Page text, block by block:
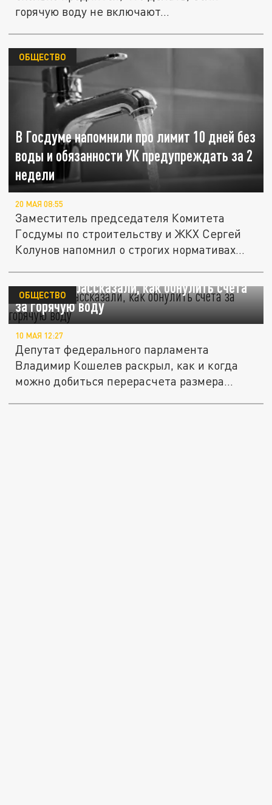
горячую воду не включают...
В Госдуме напомнили про лимит 10 дней без
воды и обязанности УК предупреждать за 2
недели
ОБЩЕСТВО
20 МАЯ 08:55
Заместитель председателя Комитета
Госдумы по строительству и ЖКХ Сергей
Колунов напомнил о строгих нормативах...
В Госдуме рассказали, как обнулить счета
за горячую воду
ОБЩЕСТВО
10 МАЯ 12:27
Депутат федерального парламента
Владимир Кошелев раскрыл, как и когда
можно добиться перерасчета размера